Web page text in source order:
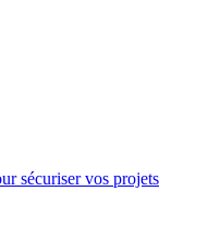
sécuriser vos projets